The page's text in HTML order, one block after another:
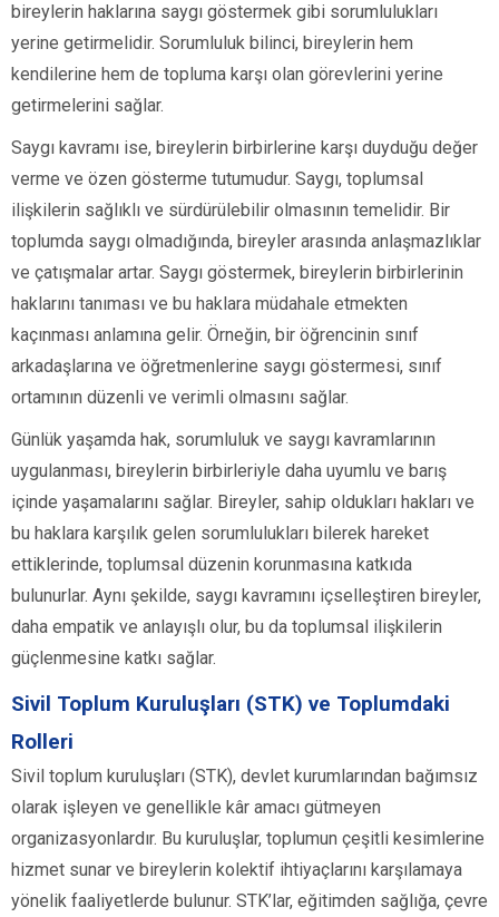
bireylerin haklarına saygı göstermek gibi sorumlulukları
yerine getirmelidir. Sorumluluk bilinci, bireylerin hem
kendilerine hem de topluma karşı olan görevlerini yerine
getirmelerini sağlar.
Saygı kavramı ise, bireylerin birbirlerine karşı duyduğu değer
verme ve özen gösterme tutumudur. Saygı, toplumsal
ilişkilerin sağlıklı ve sürdürülebilir olmasının temelidir. Bir
toplumda saygı olmadığında, bireyler arasında anlaşmazlıklar
ve çatışmalar artar. Saygı göstermek, bireylerin birbirlerinin
haklarını tanıması ve bu haklara müdahale etmekten
kaçınması anlamına gelir. Örneğin, bir öğrencinin sınıf
arkadaşlarına ve öğretmenlerine saygı göstermesi, sınıf
ortamının düzenli ve verimli olmasını sağlar.
Günlük yaşamda hak, sorumluluk ve saygı kavramlarının
uygulanması, bireylerin birbirleriyle daha uyumlu ve barış
içinde yaşamalarını sağlar. Bireyler, sahip oldukları hakları ve
bu haklara karşılık gelen sorumlulukları bilerek hareket
ettiklerinde, toplumsal düzenin korunmasına katkıda
bulunurlar. Aynı şekilde, saygı kavramını içselleştiren bireyler,
daha empatik ve anlayışlı olur, bu da toplumsal ilişkilerin
güçlenmesine katkı sağlar.
Sivil Toplum Kuruluşları (STK) ve Toplumdaki
Rolleri
Sivil toplum kuruluşları (STK), devlet kurumlarından bağımsız
olarak işleyen ve genellikle kâr amacı gütmeyen
organizasyonlardır. Bu kuruluşlar, toplumun çeşitli kesimlerine
hizmet sunar ve bireylerin kolektif ihtiyaçlarını karşılamaya
yönelik faaliyetlerde bulunur. STK’lar, eğitimden sağlığa, çevre